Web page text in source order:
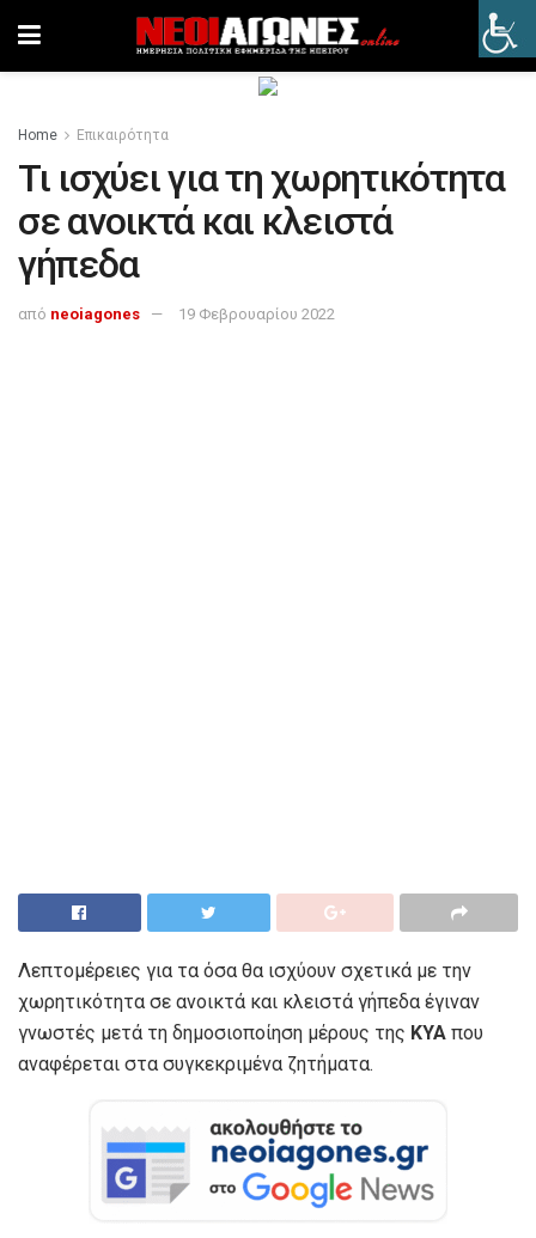
Home Επικαιρότητα
Τι ισχύει για τη χωρητικότητα
σε ανοικτά και κλειστά
γήπεδα
από neoiagones 19 Φεβρουαρίου 2022
Λεπτομέρειες για τα όσα θα ισχύουν σχετικά με την
χωρητικότητα σε ανοικτά και κλειστά γήπεδα έγιναν
γνωστές μετά τη δημοσιοποίηση μέρους της ΚΥΑ που
αναφέρεται στα συγκεκριμένα ζητήματα.